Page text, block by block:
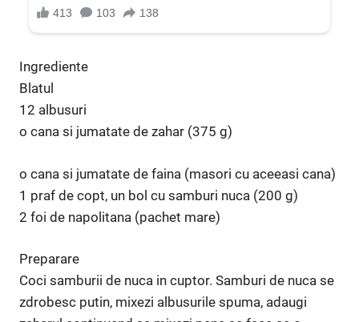
Ingrediente
Blatul
12 albusuri
o cana si jumatate de zahar (375 g)
o cana si jumatate de faina (masori cu aceeasi cana)
1 praf de copt, un bol cu samburi nuca (200 g)
2 foi de napolitana (pachet mare)
Preparare
Coci samburii de nuca in cuptor. Samburi de nuca se
zdrobesc putin, mixezi albusurile spuma, adaugi